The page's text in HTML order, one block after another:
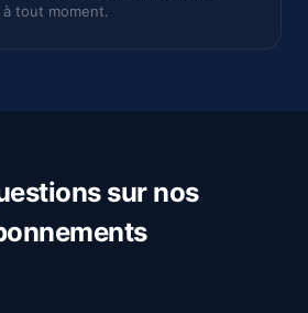
tout moment.
sur nos